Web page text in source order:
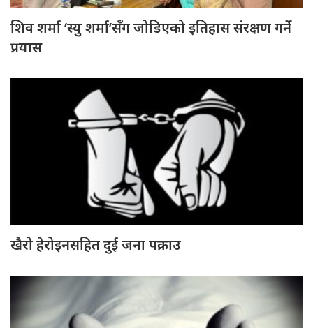
शिव शर्मा ‘स्यु शर्मा’सँग जोडिएको इतिहास संरक्षण गर्ने
प्रयास
खैरो हेरोइनसहित दुई जना पक्राउ